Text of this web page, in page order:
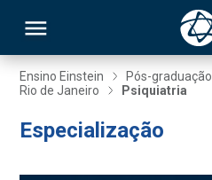
Ensino Einstein Pós-graduação
Rio de Janeiro
Psiquiatria
Especialização